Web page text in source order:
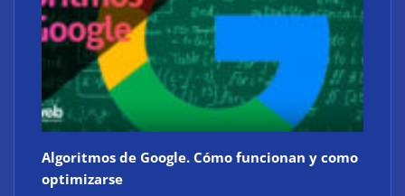
Algoritmos de Google. Cómo funcionan y como
optimizarse